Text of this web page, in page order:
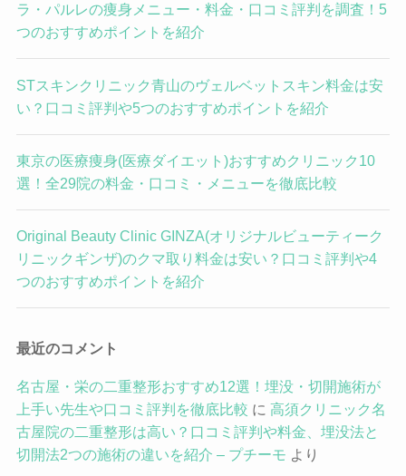
ラ・パルレの痩身メニュー・料金・口コミ評判を調査！5
つのおすすめポイントを紹介
STスキンクリニック青山のヴェルベットスキン料金は安
い？口コミ評判や5つのおすすめポイントを紹介
東京の医療痩身(医療ダイエット)おすすめクリニック10
選！全29院の料金・口コミ・メニューを徹底比較
Original Beauty Clinic GINZA(オリジナルビューティーク
リニックギンザ)のクマ取り料金は安い？口コミ評判や4
つのおすすめポイントを紹介
最近のコメント
名古屋・栄の二重整形おすすめ12選！埋没・切開施術が
上手い先生や口コミ評判を徹底比較 に 高須クリニック名
古屋院の二重整形は高い？口コミ評判や料金、埋没法と
切開法2つの施術の違いを紹介 – プチーモ より